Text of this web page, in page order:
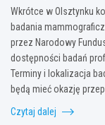
Wkrótce w Olsztynku
badania
przez Narodowy
dostępności badań
Terminy i lokalizacja
będą mieć okazję
Czytaj dalej